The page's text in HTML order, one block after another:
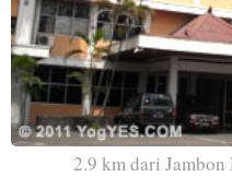
2.9 km dari Jambon